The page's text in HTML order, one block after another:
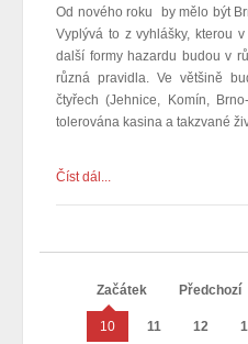
Od nového roku by mělo být
Vyplývá to z vyhlášky, kterou
další formy hazardu budou v
různá pravidla. Ve většině
čtyřech (Jehnice, Komín,
tolerována kasina a takzvané
Číst dál...
Začátek Předchozí
10 11 12